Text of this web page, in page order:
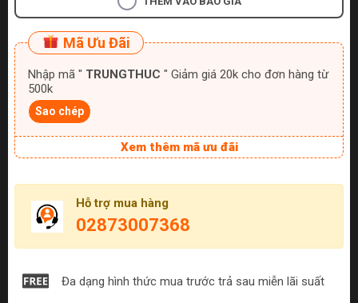
Mã Ưu Đãi
Nhập mã " TRUNGTHUC " Giảm giá 20k cho đơn hàng từ
500k
Sao chép
Xem thêm mã ưu đãi
Hỗ trợ mua hàng
02873007368
Đa dạng hình thức mua trước trả sau miễn lãi suất